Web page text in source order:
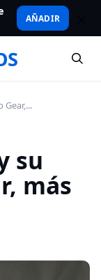
AÑADIR
Gear,...
su
más